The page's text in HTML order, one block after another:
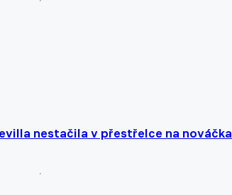
nestačila v přestřelce na nováčka